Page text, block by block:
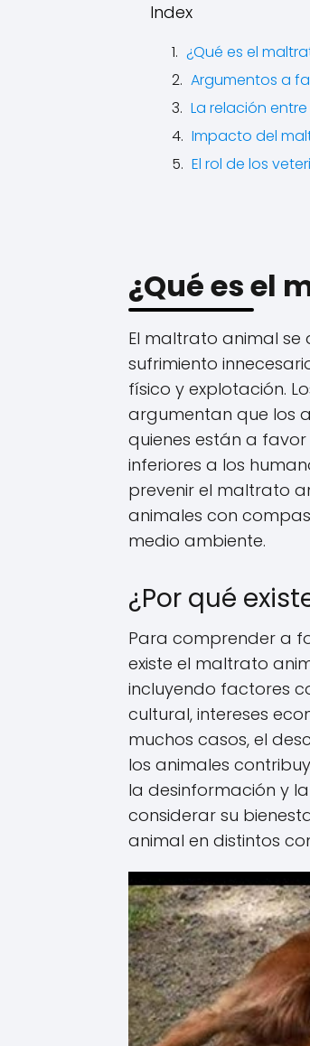
Index
¿Qué es el
Argumentos a
La relación
Impacto del
El rol de los
¿Qué es el
El maltrato animal se
sufrimiento
físico y explotación.
argumentan que los
quienes están a
inferiores a los
prevenir el maltrato
animales con
medio ambiente.
¿Por qué
Para comprender a
existe el maltrato
incluyendo factores
cultural, intereses
muchos casos, el
los animales
la desinformación y
considerar su
animal en distintos